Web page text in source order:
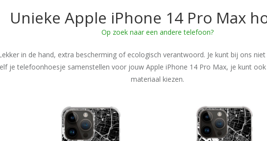
Unieke Apple iPhone 14 Pro Max
Op zoek naar een andere telefoon?
in de hand, extra bescherming of ecologisch verantwoord. Je kunt bij ons
je telefoonhoesje samenstellen voor jouw Apple iPhone 14 Pro Max, je kunt
materiaal kiezen.